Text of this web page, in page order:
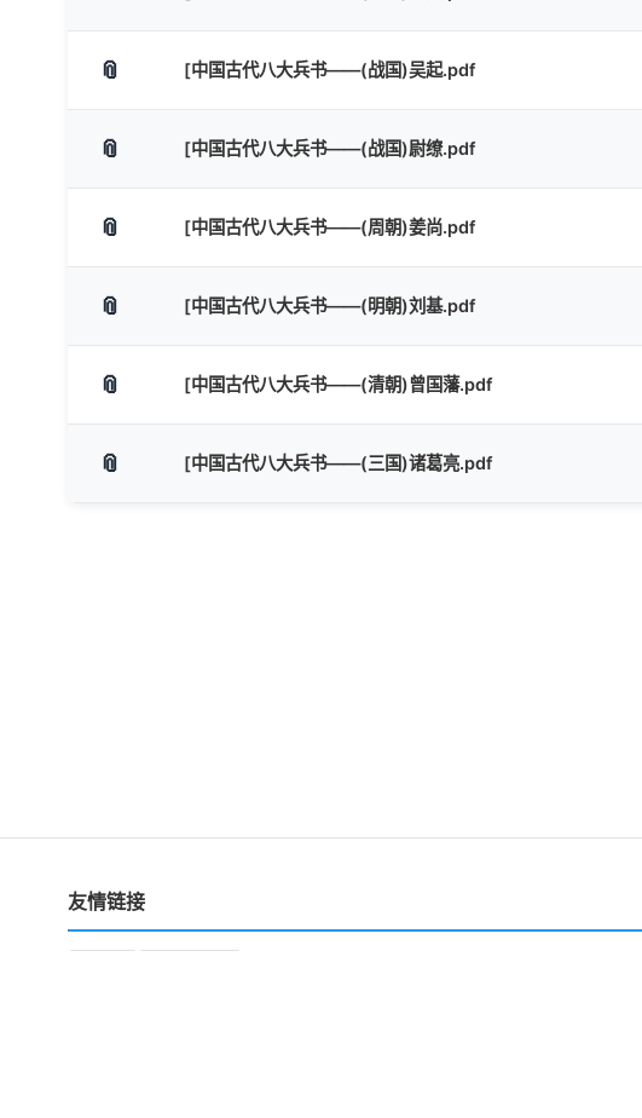
📎 [中国古代八大兵书——(战国)吴起.pdf
📎 [中国古代八大兵书——(战国)尉缭.pdf
📎 [中国古代八大兵书——(周朝)姜尚.pdf
📎 [中国古代八大兵书——(明朝)刘基.pdf
📎 [中国古代八大兵书——(清朝)曾国藩.pdf
📎 [中国古代八大兵书——(三国)诸葛亮.pdf
友情链接